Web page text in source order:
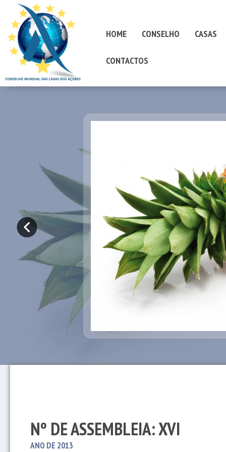
HOME CONSELHO CASAS
CONTACTOS
Nº DE ASSEMBLEIA: XVI
ANO DE 2013